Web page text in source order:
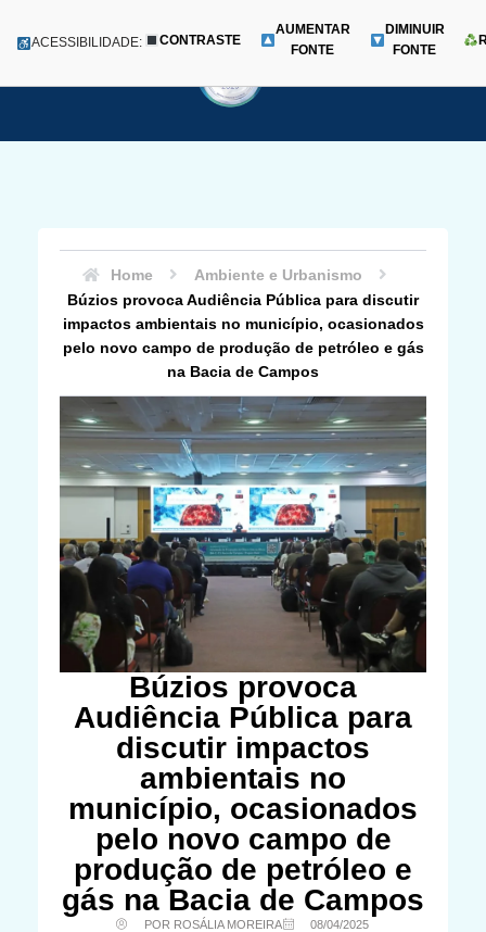
para
Menu
ACESSIBILIDADE: CONTRASTE
AUMENTAR
FONTE
DIMINUIR
FONTE
Home
Ambiente e Urbanismo
Búzios provoca Audiência Pública para discutir
impactos ambientais no município, ocasionados
pelo novo campo de produção de petróleo e gás
na Bacia de Campos
Búzios provoca
Audiência Pública para
discutir impactos
ambientais no
município, ocasionados
pelo novo campo de
produção de petróleo e
gás na Bacia de Campos
POR ROSÁLIA MOREIRA
08/04/2025